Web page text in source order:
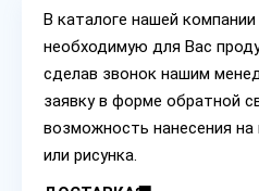
В каталоге нашей
необходимую для Вас
сделав звонок нашим
заявку в форме обратной
возможность нанесения
или рисунка.